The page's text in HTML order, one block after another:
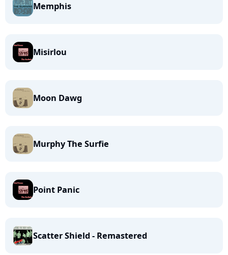
Memphis
Misirlou
Moon Dawg
Murphy The Surfie
Point Panic
Scatter Shield - Remastered